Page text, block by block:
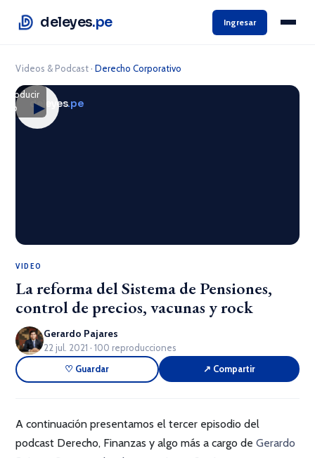
deleyes.pe Ingresar
Videos & Podcast ·Derecho Corporativo
deleyes.pe
▶
VIDEO
La reforma del Sistema de Pensiones,
control de precios, vacunas y rock
Gerardo Pajares
22 jul. 2021 · 100 reproducciones
♡ Guardar
↗ Compartir
A continuación presentamos eltercer episodio del
podcast Derecho, Finanzas y algo más a cargo deGerardo